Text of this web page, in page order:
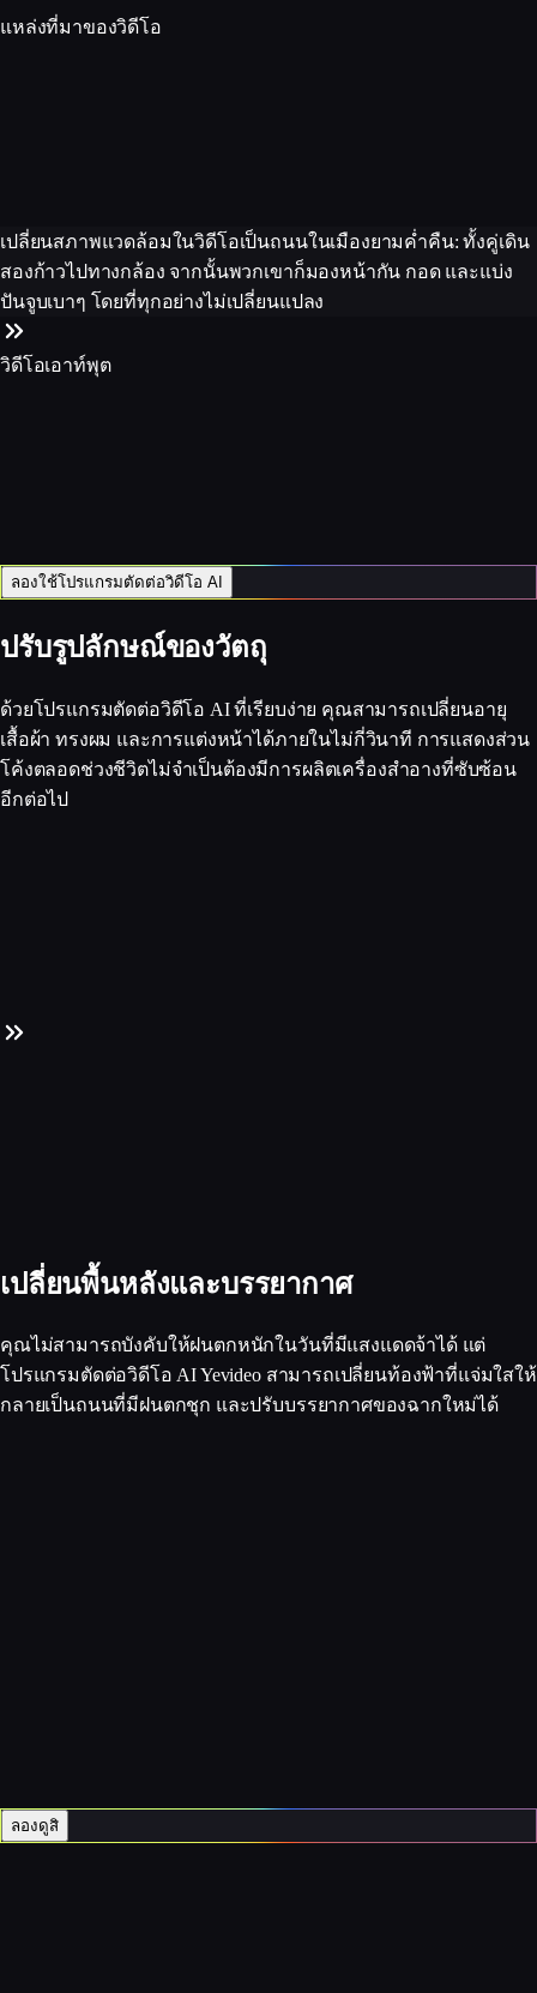
แหล่งที่มาของวิดีโอ
เปลี่ยนสภาพแวดล้อมในวิดีโอเป็นถนนในเมืองยามค่ำคืน: ทั้งคู่เดิน
สองก้าวไปทางกล้อง จากนั้นพวกเขาก็มองหน้ากัน กอด และแบ่ง
ปันจูบเบาๆ โดยที่ทุกอย่างไม่เปลี่ยนแปลง
วิดีโอเอาท์พุต
ลองใช้โปรแกรมตัดต่อวิดีโอ AI
ปรับรูปลักษณ์ของวัตถุ
ด้วยโปรแกรมตัดต่อวิดีโอ AI ที่เรียบง่าย คุณสามารถเปลี่ยนอายุ
เสื้อผ้า ทรงผม และการแต่งหน้าได้ภายในไม่กี่วินาที การแสดงส่วน
โค้งตลอดช่วงชีวิตไม่จำเป็นต้องมีการผลิตเครื่องสำอางที่ซับซ้อน
อีกต่อไป
เปลี่ยนพื้นหลังและบรรยากาศ
คุณไม่สามารถบังคับให้ฝนตกหนักในวันที่มีแสงแดดจ้าได้ แต่
โปรแกรมตัดต่อวิดีโอ AI Yevideo สามารถเปลี่ยนท้องฟ้าที่แจ่มใสให้
กลายเป็นถนนที่มีฝนตกชุก และปรับบรรยากาศของฉากใหม่ได้
ลองดูสิ